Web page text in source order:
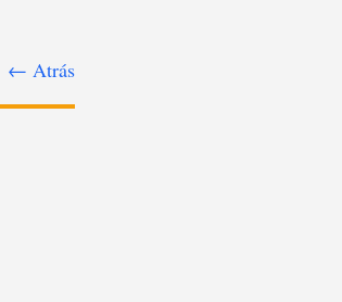
← Atrás